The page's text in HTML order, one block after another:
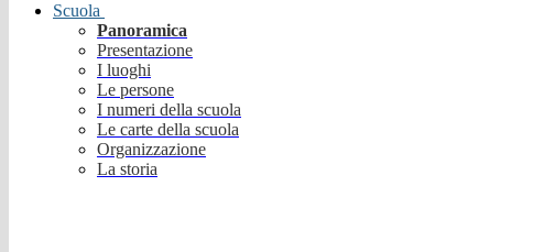
Scuola
Panoramica
Presentazione
I luoghi
Le persone
I numeri della scuola
Le carte della scuola
Organizzazione
La storia